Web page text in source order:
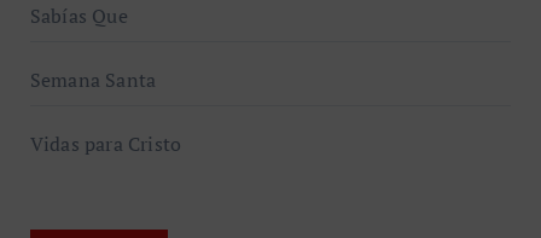
Sabías Que
Semana Santa
Vidas para Cristo